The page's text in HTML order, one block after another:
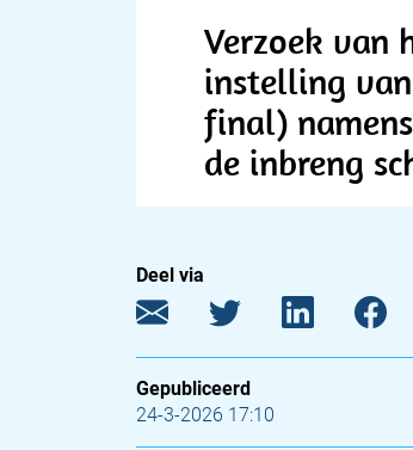
Verzoek van
instelling
final)
de inbreng
Deel via
Gepubliceerd
24-3-2026 17:10